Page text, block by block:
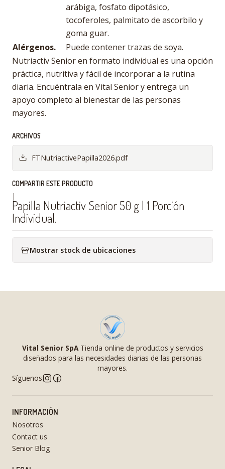
arábiga, fosfato dipotásico,
tocoferoles, palmitato de ascorbilo y
goma guar.
Alérgenos.
Puede contener trazas de soya.
Nutriactiv Senior en formato individual es una opción
práctica, nutritiva y fácil de incorporar a la rutina
diaria. Encuéntrala en Vital Senior y entrega un
apoyo completo al bienestar de las personas
mayores.
ARCHIVOS
FTNutriactivePapilla2026.pdf
COMPARTIR ESTE PRODUCTO
|
Papilla Nutriactiv Senior 50 g | 1 Porción
Individual.
Mostrar stock de ubicaciones
Vital Senior SpATienda online de productos y servicios
diseñados para las necesidades diarias de las personas
mayores.
Síguenos
INFORMACIÓN
Nosotros
Contact us
Senior Blog